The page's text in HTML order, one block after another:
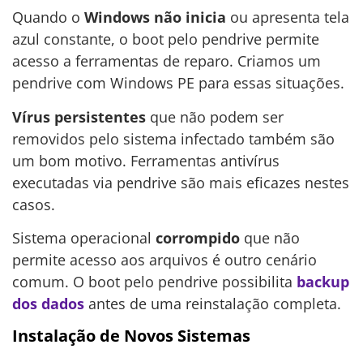
Quando o Windows não inicia ou apresenta tela
azul constante, o boot pelo pendrive permite
acesso a ferramentas de reparo. Criamos um
pendrive com Windows PE para essas situações.
Vírus persistentes que não podem ser
removidos pelo sistema infectado também são
um bom motivo. Ferramentas antivírus
executadas via pendrive são mais eficazes nestes
casos.
Sistema operacional corrompido que não
permite acesso aos arquivos é outro cenário
comum. O boot pelo pendrive possibilita backup
dos dados antes de uma reinstalação completa.
Instalação de Novos Sistemas